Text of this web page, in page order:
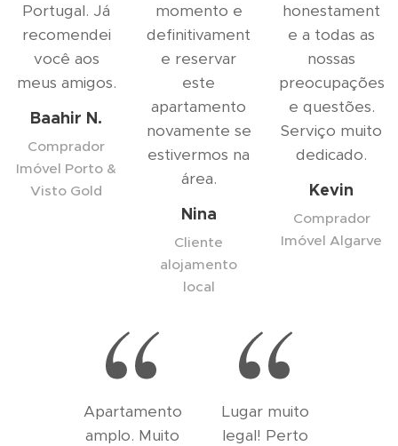
Portugal. Já
recomendei
você aos
meus amigos.
Baahir N.
Comprador
Imóvel Porto &
Visto Gold
momento e
definitivament
e reservar
este
apartamento
novamente se
estivermos na
área.
Nina
Cliente
alojamento
local
honestament
e a todas as
nossas
preocupações
e questões.
Serviço muito
dedicado.
Kevin
Comprador
Imóvel Algarve
Apartamento
amplo. Muito
Lugar muito
legal! Perto